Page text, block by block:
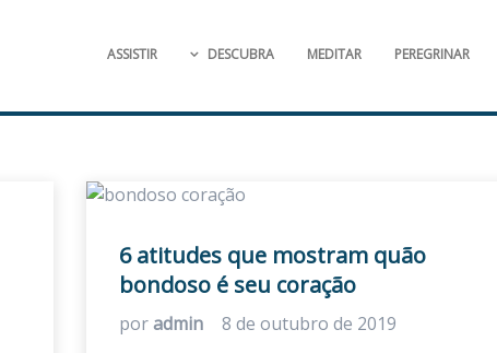
ASSISTIR DESCUBRA MEDITAR PEREGRINAR
6 atitudes que mostram quão
bondoso é seu coração
poradmin
8 de outubro de 2019